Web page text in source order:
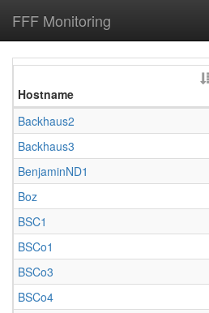
FFF Monitoring
Hostname
Backhaus2
Backhaus3
BenjaminND1
Boz
BSC1
BSCo1
BSCo3
BSCo4